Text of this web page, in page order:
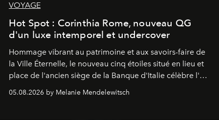
VOYAGE
Hot Spot : Corinthia Rome, nouveau QG
d'un luxe intemporel et undercover
Hommage vibrant au patrimoine et aux savoirs-faire de
la Ville Éternelle, le nouveau cinq étoiles situé en lieu et
place de l'ancien siège de la Banque d'Italie célèbre l'art
de vivre Romain dans toute son élégance intemporelle.
05.08.2026 by Melanie Mendelewitsch